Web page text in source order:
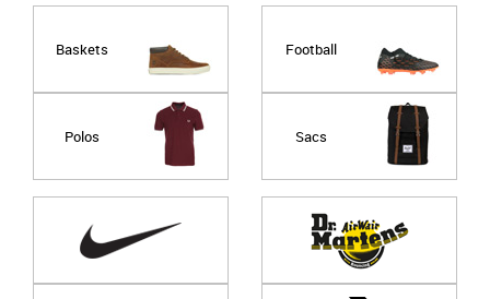
Baskets Football
Polos Sacs